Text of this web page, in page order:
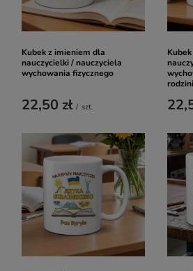
Kubek z imieniem dla
nauczycielki / nauczyciela
wychowania fizycznego
22,50 zł / szt.